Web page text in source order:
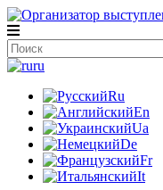
ru
Ru
En
Ua
De
Fr
It